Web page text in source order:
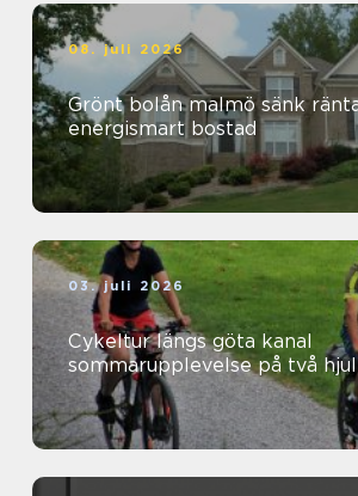
08. juli 2026
Grönt bolån malmö sänk räntan med
energismart bostad
03. juli 2026
Cykeltur längs göta kanal
sommarupplevelse på två hjul